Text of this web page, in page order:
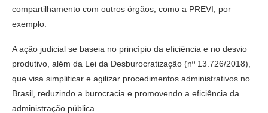
compartilhamento com outros órgãos, como a PREVI, por
exemplo.
A ação judicial se baseia no princípio da eficiência e no desvio
produtivo, além da Lei da Desburocratização (nº 13.726/2018),
que visa simplificar e agilizar procedimentos administrativos no
Brasil, reduzindo a burocracia e promovendo a eficiência da
administração pública.